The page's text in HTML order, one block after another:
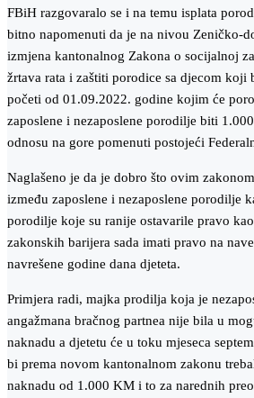
FBiH razgovaralo se i na temu isplata
bitno napomenuti da je na nivou Zeničko-
izmjena kantonalnog Zakona o socijalnoj
žrtava rata i zaštiti porodice sa djecom koji
početi od 01.09.2022. godine kojim će
zaposlene i nezaposlene porodilje biti
odnosu na gore pomenuti postojeći
Naglašeno je da je dobro što ovim
između zaposlene i nezaposlene porodilje
porodilje koje su ranije ostavarile pravo
zakonskih barijera sada imati pravo na
navrešene godine dana djeteta.
Primjera radi, majka prodilja koja je
angažmana bračnog partnea nije bila u
naknadu a djetetu će u toku mjeseca
bi prema novom kantonalnom zakonu
naknadu od 1.000 KM i to za narednih